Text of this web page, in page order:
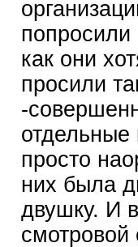
попросили
как они
просили
-
отдельные
просто
них была
двушку. И